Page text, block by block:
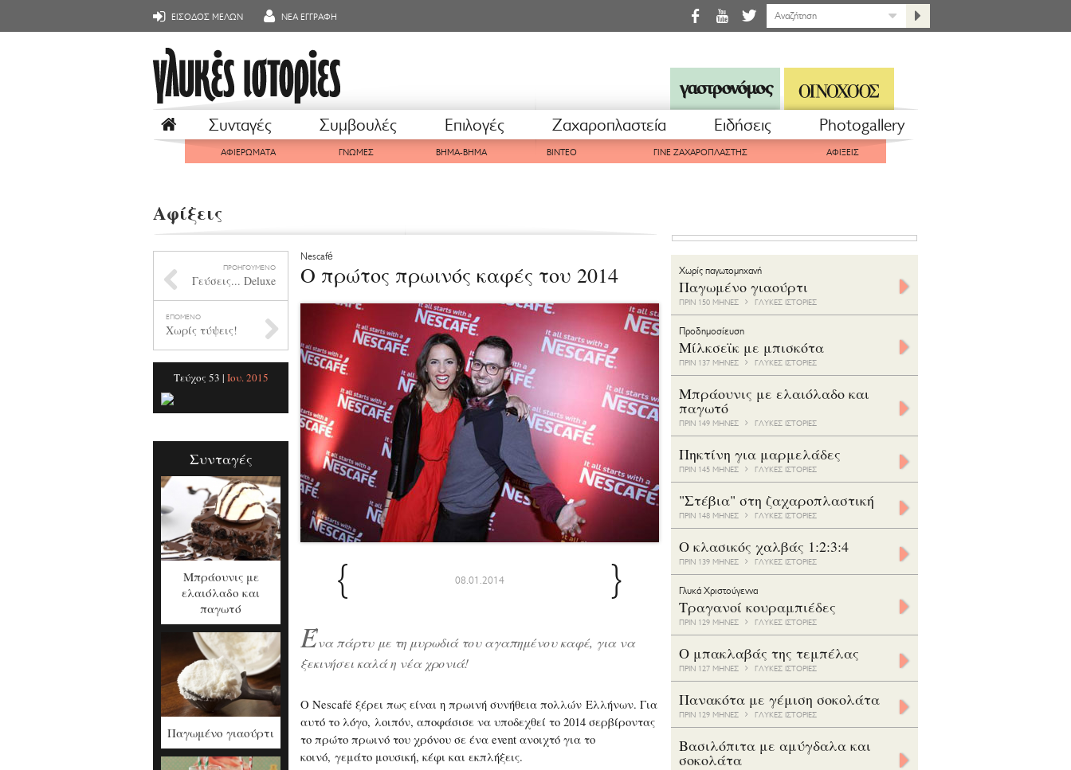
ΕΙΣΟΔΟΣ ΜΕΛΩΝ ΝΕΑ ΕΓΓΡΑΦΗ
Συνταγές Συμβουλές Επιλογές Ζαχαροπλαστεία Eιδήσεις Photogallery
ΑΦΙΕΡΩΜΑΤΑ ΓΝΩΜΕΣ ΒΗΜΑ-ΒΗΜΑ ΒΙΝΤΕΟ ΓΙΝΕ ΖΑΧΑΡΟΠΛΑΣΤΗΣ ΑΦΙΞΕΙΣ
Αφίξεις
ΠΡΟΗΓΟΥΜΕΝΟ
Γεύσεις... Deluxe
ΕΠΟΜΕΝΟ
Χωρίς τύψεις!
Τεύχος 53 | Ιου. 2015
Συνταγές
Μπράουνις με
ελαιόλαδο και
παγωτό
Παγωμένο γιαούρτι
Nescafé
Ο πρώτος πρωινός καφές του 2014
{ 08.01.2014 }
Ένα πάρτυ με τη μυρωδιά του αγαπημένου καφέ, για να
ξεκινήσει καλά η νέα χρονιά!
Ο Nescafé ξέρει πως είναι η πρωινή συνήθεια πολλών Ελλήνων. Για
αυτό το λόγο, λοιπόν, αποφάσισε να υποδεχθεί το 2014 σερβίροντας
το πρώτο πρωινό του χρόνου σε ένα event ανοιχτό για το
κοινό, γεμάτο μουσική, κέφι και εκπλήξεις.
Χωρίς παγωτομηχανή
Παγωμένο γιαούρτι
ΠΡΙΝ 150 ΜΗΝΕΣ ΓΛΥΚΕΣ ΙΣΤΟΡΙΕΣ
Προδημοσίευση
Μίλκσεϊκ με μπισκότα
ΠΡΙΝ 137 ΜΗΝΕΣ ΓΛΥΚΕΣ ΙΣΤΟΡΙΕΣ
Μπράουνις με ελαιόλαδο και
παγωτό
ΠΡΙΝ 149 ΜΗΝΕΣ ΓΛΥΚΕΣ ΙΣΤΟΡΙΕΣ
Πηκτίνη για μαρμελάδες
ΠΡΙΝ 145 ΜΗΝΕΣ ΓΛΥΚΕΣ ΙΣΤΟΡΙΕΣ
"Στέβια" στη ζαχαροπλαστική
ΠΡΙΝ 148 ΜΗΝΕΣ ΓΛΥΚΕΣ ΙΣΤΟΡΙΕΣ
Ο κλασικός χαλβάς 1:2:3:4
ΠΡΙΝ 139 ΜΗΝΕΣ ΓΛΥΚΕΣ ΙΣΤΟΡΙΕΣ
Γλυκά Χριστούγεννα
Τραγανοί κουραμπιέδες
ΠΡΙΝ 129 ΜΗΝΕΣ ΓΛΥΚΕΣ ΙΣΤΟΡΙΕΣ
Ο μπακλαβάς της τεμπέλας
ΠΡΙΝ 127 ΜΗΝΕΣ ΓΛΥΚΕΣ ΙΣΤΟΡΙΕΣ
Πανακότα με γέμιση σοκολάτα
ΠΡΙΝ 129 ΜΗΝΕΣ ΓΛΥΚΕΣ ΙΣΤΟΡΙΕΣ
Βασιλόπιτα με αμύγδαλα και
σοκολάτα